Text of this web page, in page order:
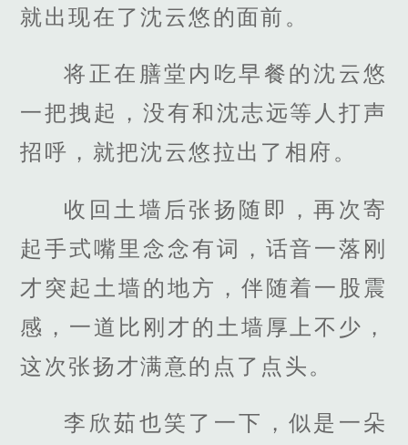
就出现在了沈云悠的面前。
将正在膳堂内吃早餐的沈云悠
一把拽起，没有和沈志远等人打声
招呼，就把沈云悠拉出了相府。
收回土墙后张扬随即，再次寄
起手式嘴里念念有词，话音一落刚
才突起土墙的地方，伴随着一股震
感，一道比刚才的土墙厚上不少，
这次张扬才满意的点了点头。
李欣茹也笑了一下，似是一朵